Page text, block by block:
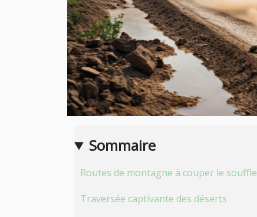
Sommaire
Routes de montagne à couper le souffle
Traversée captivante des déserts